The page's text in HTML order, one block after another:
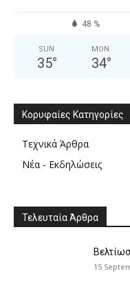
48 %
SUN
35°
MON
34°
Κορυφαίες Κατηγορίες
Τεχνικά Άρθρα
Νέα - Εκδηλώσεις
Τελευταία Άρθρα
15